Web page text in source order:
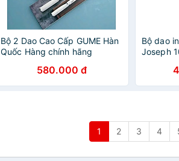
Bộ 2 Dao Cao Cấp GUME Hàn
Quốc Hàng chính hãng
580.000 đ
Bộ dao
Joseph
1 2 3 4